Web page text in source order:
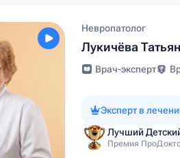
Невропатолог
Лукичёва
Врач-эксперт
Эксперт в
Лучший
Премия